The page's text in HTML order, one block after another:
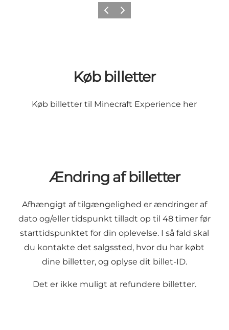
Forrige billede
Næste billede
Køb billetter
Køb billetter til Minecraft Experience her
Ændring af billetter
Afhængigt af tilgængelighed er ændringer af
dato og/eller tidspunkt tilladt op til 48 timer før
starttidspunktet for din oplevelse. I så fald skal
du kontakte det salgssted, hvor du har købt
dine billetter, og oplyse dit billet-ID.
Det er ikke muligt at refundere billetter.